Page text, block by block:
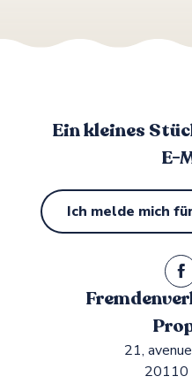
Ein kleines
E-
Ich melde mich
21,
20110